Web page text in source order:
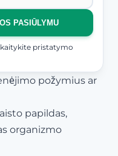
PASIŪLYMU
pristatymo
požymius ar
papildas,
organizmo